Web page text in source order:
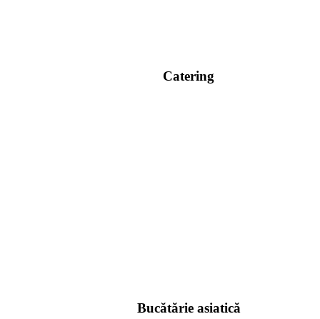
Catering
Bucătărie asiatică